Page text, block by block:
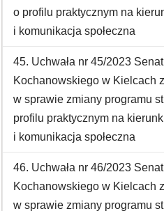
o profilu praktycznym na
i komunikacja społeczna
45. Uchwała nr 45/2023
Kochanowskiego w Kielcach
w sprawie zmiany programu
profilu praktycznym na
i komunikacja społeczna
46. Uchwała nr 46/2023
Kochanowskiego w Kielcach
w sprawie zmiany programu